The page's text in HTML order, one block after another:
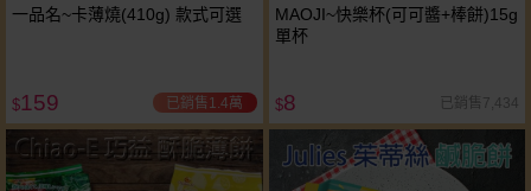
一品名~卡薄燒(410g) 款式可選
$159 已銷售1.4萬
MAOJI~快樂杯(可可醬+棒餅)15g
單杯
$8 已銷售7,434